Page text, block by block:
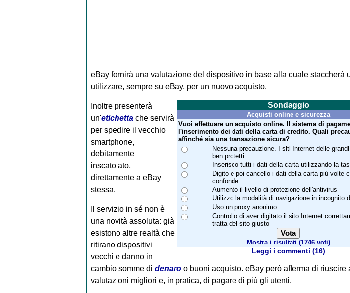
eBay fornirà una valutazione del dispositivo in base alla quale staccherà
utilizzare, sempre su eBay, per un nuovo acquisto.
Sondaggio
Acquisti online e sicurezza
Vuoi effettuare un acquisto online. Il sistema di
l'inserimento dei dati della carta di credito. Quali
affinché sia una transazione sicura?
Nessuna precauzione. I siti Internet delle
ben protetti
Inserisco tutti i dati della carta utilizzando la
Digito e poi cancello i dati della carta più volte
confonde
Aumento il livello di protezione dell'antivirus
Utilizzo la modalità di navigazione in incognito
Uso un proxy anonimo
Controllo di aver digitato il sito Internet
tratta del sito giusto
Mostra i risultati (1746 voti)
Leggi i commenti (16)
Inoltre presenterà
un'etichettache servirà
per spedire il vecchio
smartphone,
debitamente
inscatolato,
direttamente a eBay
stessa.
Il servizio in sé non è
una novità assoluta: già
esistono altre realtà che
ritirano dispositivi
vecchi e danno in
cambio somme di denaroo buoni acquisto. eBay però afferma di riuscire
valutazioni migliori e, in pratica, di pagare di più gli utenti.